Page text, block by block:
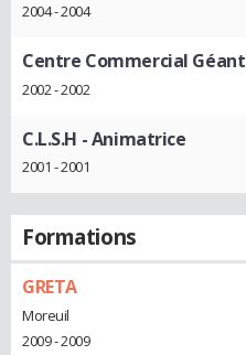
2004 - 2004
Centre Commercial Géant
2002 - 2002
C.L.S.H - Animatrice
2001 - 2001
Formations
GRETA
Moreuil
2009 - 2009